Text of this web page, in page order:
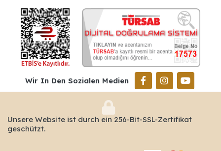
Wir In Den Sozialen Medien
Unsere Website ist durch ein 256-Bit-SSL-Zertifikat
geschützt.